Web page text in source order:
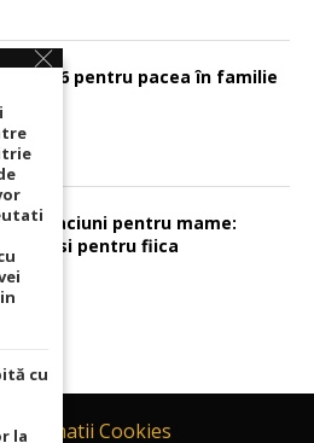
126 pentru pacea în familie
2 rugaciuni pentru mame:
fiu si pentru fiica
Informatii Cookies
cu
la